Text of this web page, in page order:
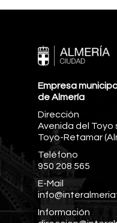
Empresa
de Almería
Dirección
Avenida del Toyo
Toyo-Retamar
Teléfono
950 208 565
E-Mail
Información